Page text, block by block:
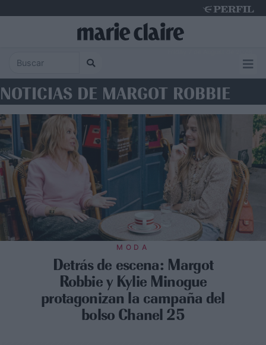
NOTICIAS DE MARGOT ROBBIE
MODA
Detrás de escena: Margot
Robbie y Kylie Minogue
protagonizan la campaña del
bolso Chanel 25